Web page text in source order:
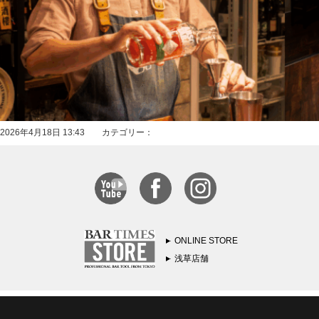
2026年4月18日 13:43 カテゴリー：
ONLINE STORE
浅草店舗